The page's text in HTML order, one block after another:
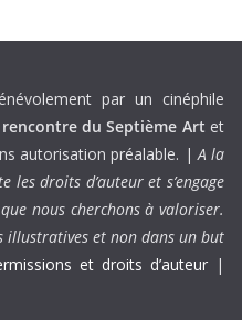
par un cinéphile
du Septième Art et
autorisation préalable. |A la
les droits d’auteur et s’engage
nous cherchons à valoriser.
illustratives et non dans un but
et droits d’auteur |